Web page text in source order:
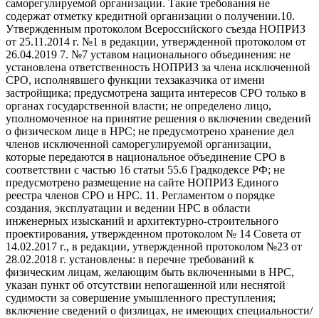
саморегулируемой организации. Такие требования не
содержат отметку кредитной организации о получении.10.
Утвержденным протоколом Всероссийского съезда НОПРИЗ
от 25.11.2014 г. №1 в редакции, утвержденной протоколом от
26.04.2019 7. №7 уставом национального объединения: не
установлена ответственность НОПРИЗ за члена исключенной
СРО, исполнявшего функции техзаказчика от имени
застройщика; предусмотрена защита интересов СРО только в
органах государственной власти; не определено лицо,
уполномоченное на принятие решения о включении сведений
о физическом лице в НРС; не предусмотрено хранение дел
членов исключенной саморегулируемой организации,
которые передаются в национальное объединение СРО в
соответствии с частью 16 статьи 55.6 Градкодексе РФ; не
предусмотрено размещение на сайте НОПРИЗ Единого
реестра членов СРО и НРС. 11. Регламентом о порядке
создания, эксплуатации и ведении НРС в области
инженерных изысканий и архитектурно-строительного
проектирования, утвержденном протоколом № 14 Совета от
14.02.2017 г., в редакции, утвержденной протоколом №23 от
28.02.2018 г. установлены: в перечне требований к
физическим лицам, желающим быть включенными в НРС,
указан пункт об отсутствии непогашенной или неснятой
судимости за совершение умышленного преступления;
включение сведений о физлицах, не имеющих специальности/